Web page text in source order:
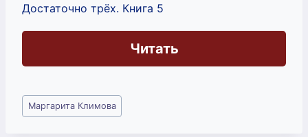
Достаточно трёх. Книга 5
Читать
Метки
записи:
Маргарита Климова